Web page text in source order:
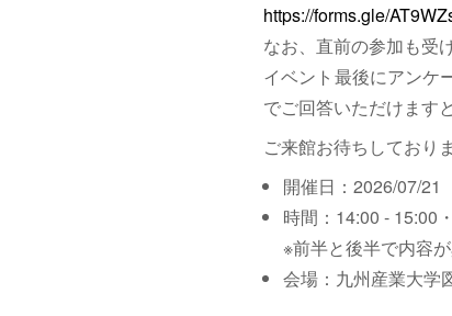
https://forms.gle/
なお、直前の参加も受
イベント最後にアンケ
でご回答いただけます
ご来館お待ちしておりま
開催日：2026/07/21
時間：14:00 - 15:00
※前半と後半で内容
会場：九州産業大学